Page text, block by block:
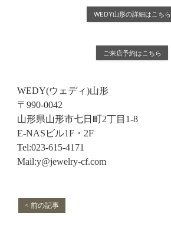
WEDY山形の詳細はこちら
ご来店予約はこちら
WEDY(ウェディ)山形
〒990-0042
山形県山形市七日町2丁目1-8
E-NASビル1F・2F
Tel:023-615-4171
Mail:y@jewelry-cf.com
< 前の記事